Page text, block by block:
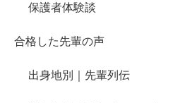
保護者体験談
合格した先輩の声
出身地別｜先輩列伝